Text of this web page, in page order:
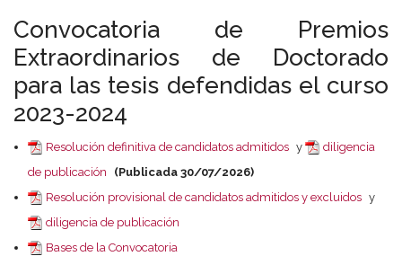
Convocatoria de Premios
Extraordinarios de Doctorado
para las tesis defendidas el curso
2023-2024
Resolución definitiva de candidatos admitidos y
diligencia
de publicación
(Publicada 30/07/2026)
Resolución provisional de candidatos admitidos y excluidos y
diligencia de publicación
Bases de la Convocatoria